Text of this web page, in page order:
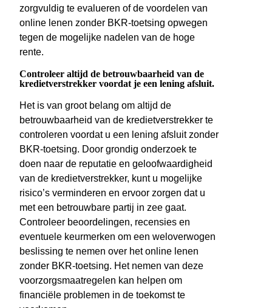
zorgvuldig te evalueren of de voordelen van
online lenen zonder BKR-toetsing opwegen
tegen de mogelijke nadelen van de hoge
rente.
Controleer altijd de betrouwbaarheid van de
kredietverstrekker voordat je een lening afsluit.
Het is van groot belang om altijd de
betrouwbaarheid van de kredietverstrekker te
controleren voordat u een lening afsluit zonder
BKR-toetsing. Door grondig onderzoek te
doen naar de reputatie en geloofwaardigheid
van de kredietverstrekker, kunt u mogelijke
risico’s verminderen en ervoor zorgen dat u
met een betrouwbare partij in zee gaat.
Controleer beoordelingen, recensies en
eventuele keurmerken om een weloverwogen
beslissing te nemen over het online lenen
zonder BKR-toetsing. Het nemen van deze
voorzorgsmaatregelen kan helpen om
financiële problemen in de toekomst te